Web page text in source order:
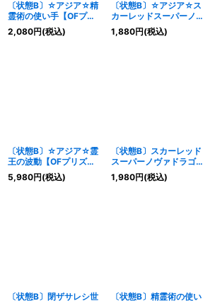
〔状態B〕☆アジア☆精
霊術の使い手【OFプリ
ズマティックシークレッ
ト】{アジアLOSP-
2,080円(税込)
〔状態B〕☆アジア☆ス
カーレッドスーパーノヴ
ァドラゴン【OFプリズ
マティックシークレッ
1,880円(税込)
〔状態B〕☆アジア☆霊
王の波動【OFプリズマ
ティックシークレット】
{アジアLOSP-JP020}
5,980円(税込)
〔状態B〕スカーレッド
スーパーノヴァドラゴン
【OFプリズマティック
シークレット】{LOSP-
1,980円(税込)
〔状態B〕閉ザサレシ世
〔状態B〕精霊術の使い